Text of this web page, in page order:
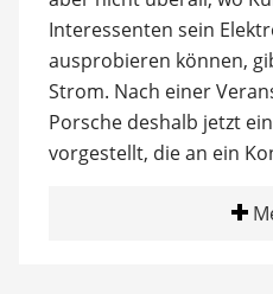
Interessenten sein
ausprobieren können,
Strom. Nach einer
Porsche deshalb jetzt
vorgestellt, die an ein